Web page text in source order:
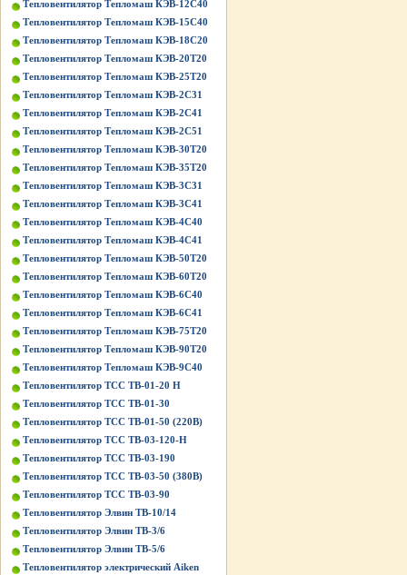
Тепловентилятор Тепломаш КЭВ-12С40
Тепловентилятор Тепломаш КЭВ-15С40
Тепловентилятор Тепломаш КЭВ-18С20
Тепловентилятор Тепломаш КЭВ-20Т20
Тепловентилятор Тепломаш КЭВ-25Т20
Тепловентилятор Тепломаш КЭВ-2С31
Тепловентилятор Тепломаш КЭВ-2С41
Тепловентилятор Тепломаш КЭВ-2С51
Тепловентилятор Тепломаш КЭВ-30Т20
Тепловентилятор Тепломаш КЭВ-35Т20
Тепловентилятор Тепломаш КЭВ-3С31
Тепловентилятор Тепломаш КЭВ-3С41
Тепловентилятор Тепломаш КЭВ-4С40
Тепловентилятор Тепломаш КЭВ-4С41
Тепловентилятор Тепломаш КЭВ-50Т20
Тепловентилятор Тепломаш КЭВ-60Т20
Тепловентилятор Тепломаш КЭВ-6С40
Тепловентилятор Тепломаш КЭВ-6С41
Тепловентилятор Тепломаш КЭВ-75Т20
Тепловентилятор Тепломаш КЭВ-90Т20
Тепловентилятор Тепломаш КЭВ-9С40
Тепловентилятор ТСС ТВ-01-20 Н
Тепловентилятор ТСС ТВ-01-30
Тепловентилятор ТСС ТВ-01-50 (220В)
Тепловентилятор ТСС ТВ-03-120-Н
Тепловентилятор ТСС ТВ-03-190
Тепловентилятор ТСС ТВ-03-50 (380В)
Тепловентилятор ТСС ТВ-03-90
Тепловентилятор Элвин ТВ-10/14
Тепловентилятор Элвин ТВ-3/6
Тепловентилятор Элвин ТВ-5/6
Тепловентилятор электрический Aiken